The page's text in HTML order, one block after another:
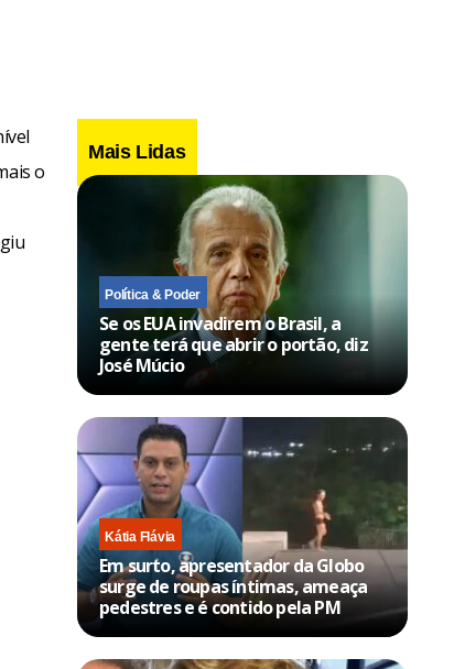
o
Mais Lidas
Política & Poder
Se os EUA invadirem o Brasil, a
gente terá que abrir o portão, diz
José Múcio
Kátia Flávia
Em surto, apresentador da Globo
surge de roupas íntimas, ameaça
pedestres e é contido pela PM